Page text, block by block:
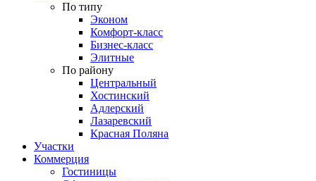
По типу
Эконом
Комфорт-класс
Бизнес-класс
Элитные
По району
Центральный
Хостинский
Адлерский
Лазаревский
Красная Поляна
Участки
Коммерция
Гостиницы